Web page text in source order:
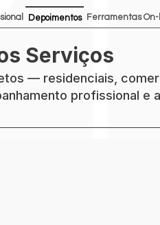
Depoimentos Ferramentas
Serviços
— residenciais,
profissional e a